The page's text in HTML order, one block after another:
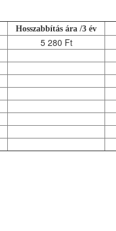
Hosszabbítás ára /3 év
5 280 Ft